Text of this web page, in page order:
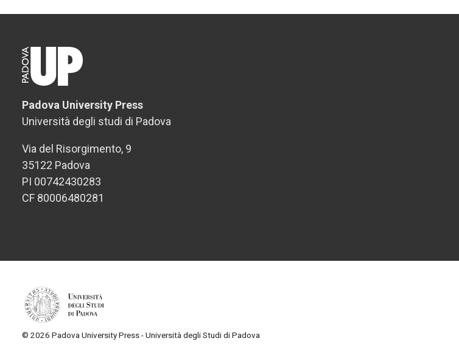
Padova University Press
Università degli studi di Padova
Via del Risorgimento, 9
35122 Padova
PI 00742430283
CF 80006480281
© 2026 Padova University Press - Università degli Studi di Padova